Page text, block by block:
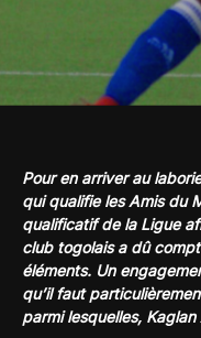
Pour en arriver au
qui qualifie les Amis du
qualificatif de la Ligue
club togolais a dû
éléments. Un
qu’il faut
parmi lesquelles, Kaglan